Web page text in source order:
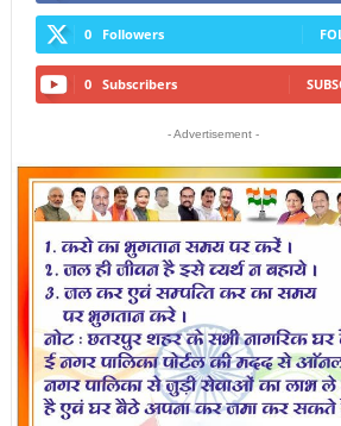
0 Followers
0 Subscribers
- Advertisement -